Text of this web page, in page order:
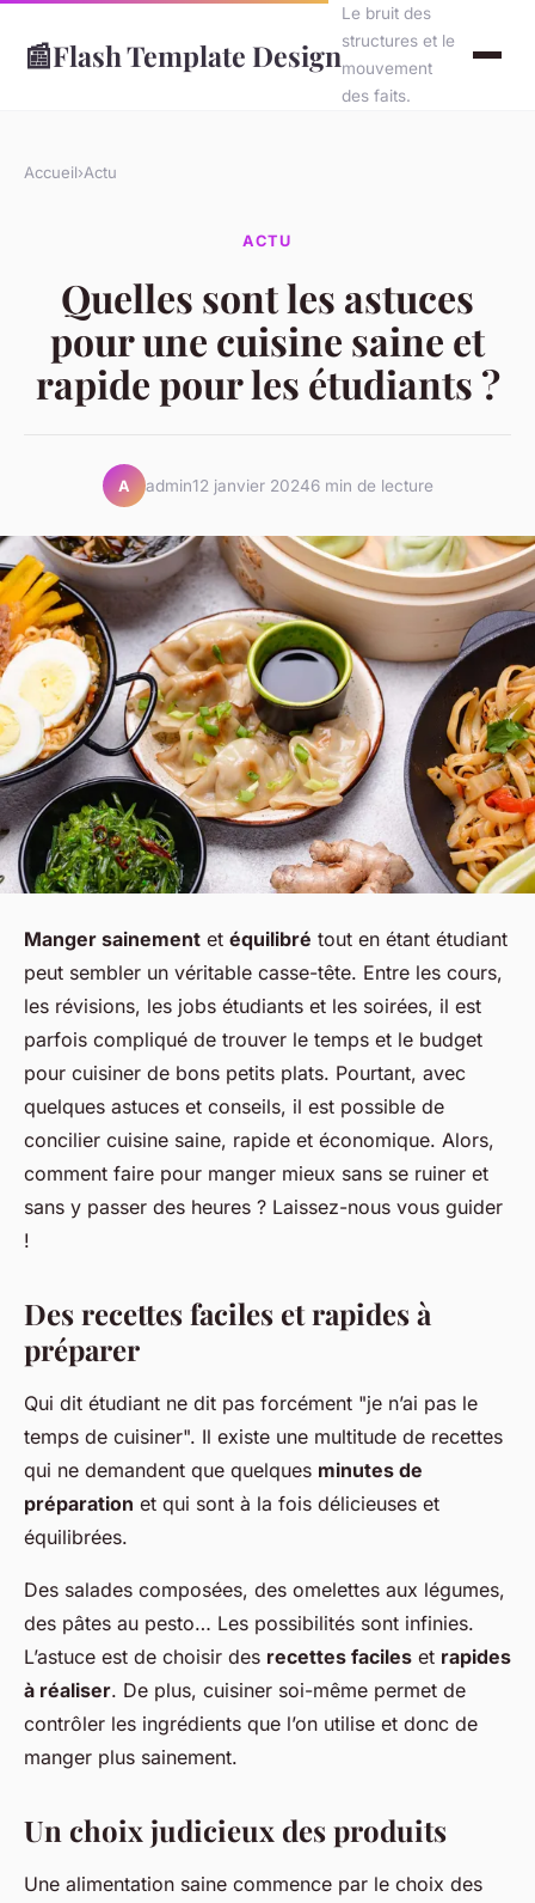
📰Flash Template Design
Le bruit des
structures et le
mouvement
des faits.
Accueil›Actu
ACTU
Quelles sont les astuces
pour une cuisine saine et
rapide pour les étudiants ?
A admin12 janvier 20246 min de lecture
Manger sainement et équilibré tout en étant étudiant
peut sembler un véritable casse-tête. Entre les cours,
les révisions, les jobs étudiants et les soirées, il est
parfois compliqué de trouver le temps et le budget
pour cuisiner de bons petits plats. Pourtant, avec
quelques astuces et conseils, il est possible de
concilier cuisine saine, rapide et économique. Alors,
comment faire pour manger mieux sans se ruiner et
sans y passer des heures ? Laissez-nous vous guider
!
Des recettes faciles et rapides à
préparer
Qui dit étudiant ne dit pas forcément "je n’ai pas le
temps de cuisiner". Il existe une multitude de recettes
qui ne demandent que quelques minutes de
préparation et qui sont à la fois délicieuses et
équilibrées.
Des salades composées, des omelettes aux légumes,
des pâtes au pesto… Les possibilités sont infinies.
L’astuce est de choisir des recettes faciles et rapides
à réaliser. De plus, cuisiner soi-même permet de
contrôler les ingrédients que l’on utilise et donc de
manger plus sainement.
Un choix judicieux des produits
Une alimentation saine commence par le choix des